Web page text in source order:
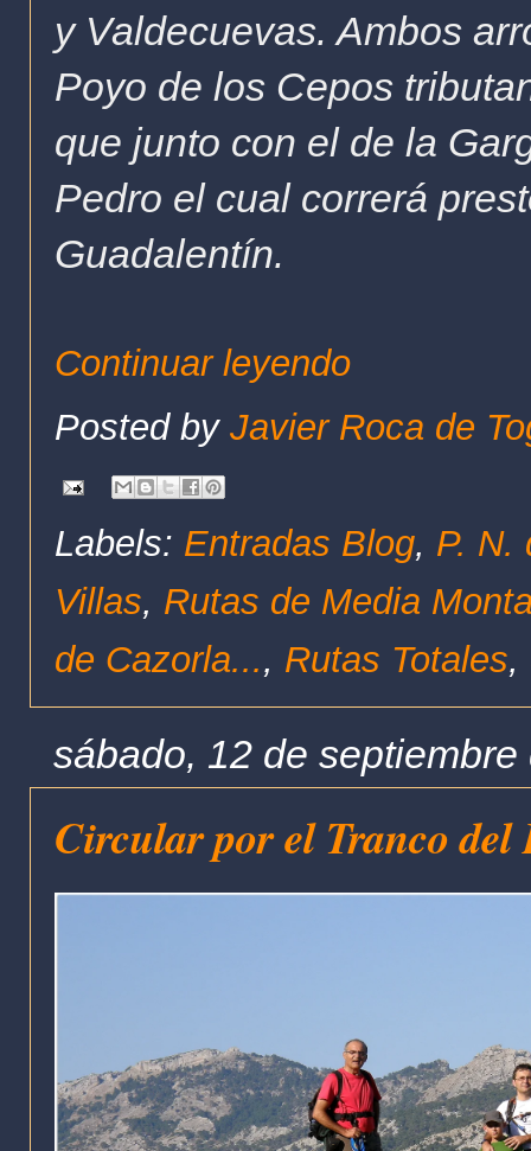
y Valdecuevas. Ambos
Poyo de los Cepos
que junto con el de la
Pedro el cual correrá
Guadalentín.
Continuar leyendo
Posted by Javier Roca de
Labels: Entradas Blog, P. N.
Villas, Rutas de Media
de Cazorla..., Rutas Totales,
sábado, 12 de septiembre
Circular por el Tranco del